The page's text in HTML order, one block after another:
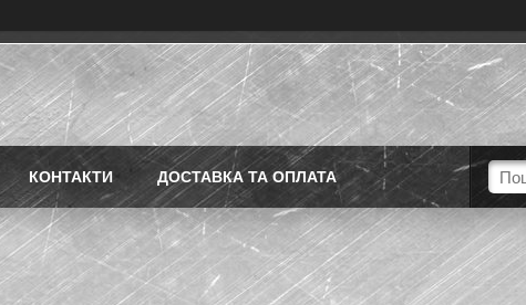
КОНТАКТИ ДОСТАВКА ТА ОПЛАТА